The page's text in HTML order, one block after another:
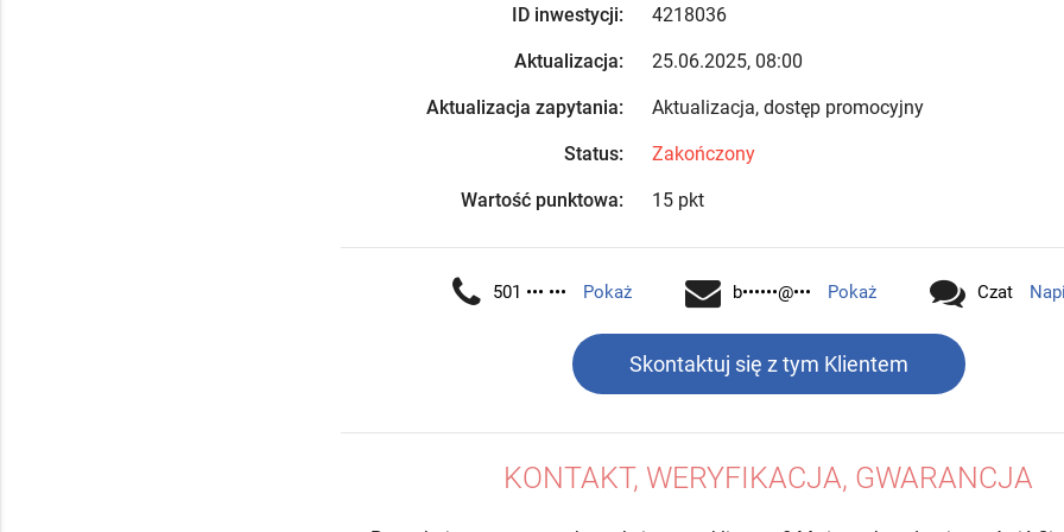
ID inwestycji: 4218036
Aktualizacja: 25.06.2025, 08:00
Aktualizacja zapytania: Aktualizacja, dostęp promocyjny
Status: Zakończony
Wartość punktowa: 15 pkt
501 ••• ••• Pokaż b••••••@••• Pokaż Czat
Skontaktuj się z tym Klientem
KONTAKT, WERYFIKACJA, GWARANCJA